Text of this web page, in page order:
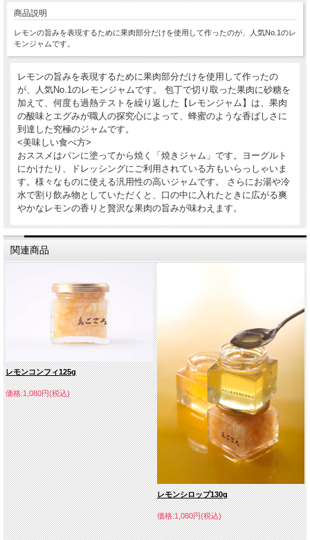
商品説明
レモンの旨みを表現するために果肉部分だけを使用して作ったのが、人気No.1のレ
モンジャムです。
レモンの旨みを表現するために果肉部分だけを使用して作ったの
が、人気No.1のレモンジャムです。 包丁で切り取った果肉に砂糖を
加えて、何度も過熱テストを繰り返した【レモンジャム】は、果肉
の酸味とエグみが職人の探究心によって、蜂蜜のような香ばしさに
到達した究極のジャムです。
<美味しい食べ方>
おススメはパンに塗ってから焼く「焼きジャム」です。ヨーグルト
にかけたり、ドレッシングにご利用されている方もいらっしゃいま
す。様々なものに使える汎用性の高いジャムです。 さらにお湯や冷
水で割り飲み物としていただくと、口の中に入れたときに広がる爽
やかなレモンの香りと贅沢な果肉の旨みが味わえます。
関連商品
レモンコンフィ125g
価格:1,080円(税込)
レモンシロップ130g
価格:1,080円(税込)